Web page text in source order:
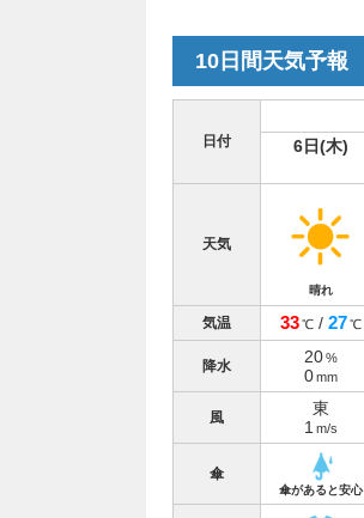
10日間天気予報
日付
6日(木)
天気
晴れ
気温 33 ℃/ 27 ℃
降水 20 %
0 mm
風
東
1 m/s
傘
傘があると安心